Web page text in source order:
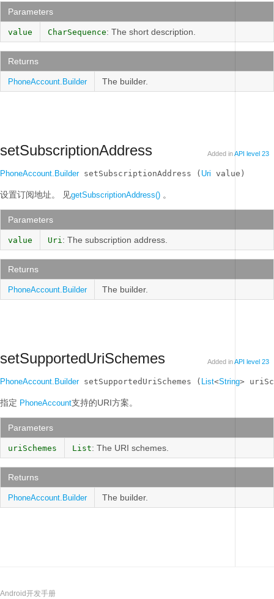
Parameters
value CharSequence: The short description.
Returns
PhoneAccount.Builder The builder.
setSubscriptionAddress Added inAPI level 23
PhoneAccount.Builder setSubscriptionAddress ( Uri value)
设置订阅地址。 见getSubscriptionAddress() 。
Parameters
value Uri: The subscription address.
Returns
PhoneAccount.Builder The builder.
setSupportedUriSchemes Added inAPI level 23
PhoneAccount.Builder setSupportedUriSchemes ( List<String>
指定 PhoneAccount支持的URI方案。
Parameters
uriSchemes List: The URI schemes.
Returns
PhoneAccount.Builder The builder.
Android开发手册